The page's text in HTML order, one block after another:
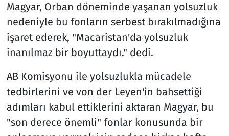
Magyar, Orban döneminde yaşanan yolsuzluk
nedeniyle bu fonların serbest bırakılmadığına
işaret ederek, "Macaristan'da yolsuzluk
inanılmaz bir boyuttaydı." dedi.
AB Komisyonu ile yolsuzlukla mücadele
tedbirlerini ve von der Leyen'in bahsettiği
adımları kabul ettiklerini aktaran Magyar, bu
"son derece önemli" fonlar konusunda bir